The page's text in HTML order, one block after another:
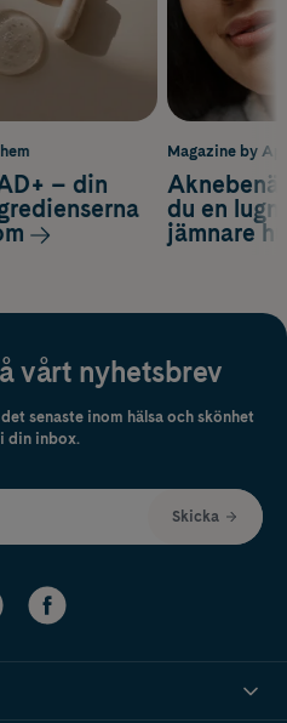
Magazine by
du en
jämnare
– din
vårt nyhetsbrev
senaste inom hälsa och skönhet
din inbox.
Skicka